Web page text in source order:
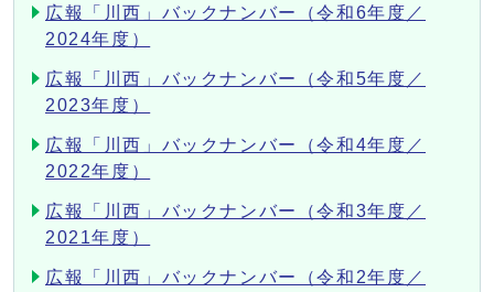
広報「川西」バックナンバー（令和6年度／
2024年度）
広報「川西」バックナンバー（令和5年度／
2023年度）
広報「川西」バックナンバー（令和4年度／
2022年度）
広報「川西」バックナンバー（令和3年度／
2021年度）
広報「川西」バックナンバー（令和2年度／